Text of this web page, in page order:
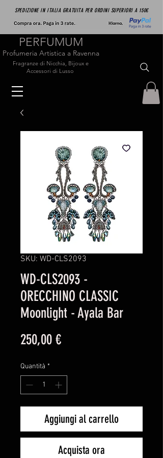
PERFUMUM
Profumeria Artistica a Ravenna
Fragranze di Nicchia, Bijoux e
Accessori di Lusso
SPEDIZIONE IN ITALIA GRATUITA PER ORDINI SUPERIORI A 150€
SKU: WD-CLS2093
WD-CLS2093 -
ORECCHINO CLASSIC
Moonlight - Ayala Bar
250,00 €Prezzo
Quantità *
Aggiungi al carrello
Acquista ora